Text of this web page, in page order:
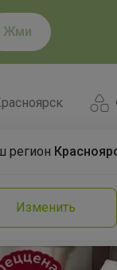
Жми
регион
Изменить
Команда